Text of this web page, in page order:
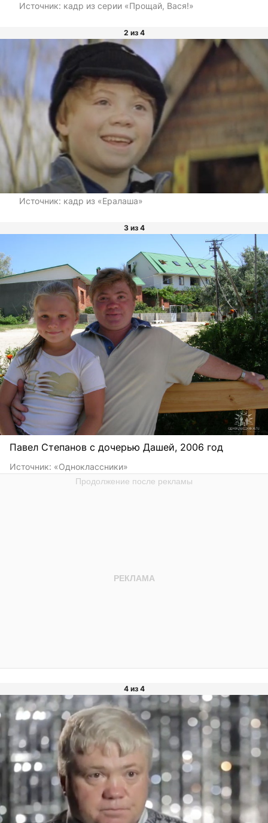
Источник: кадр из серии «Прощай, Вася!»
2 из 4
Источник: кадр из «Ералаша»
3 из 4
Павел Степанов с дочерью Дашей, 2006 год
Источник: «Одноклассники»
4 из 4